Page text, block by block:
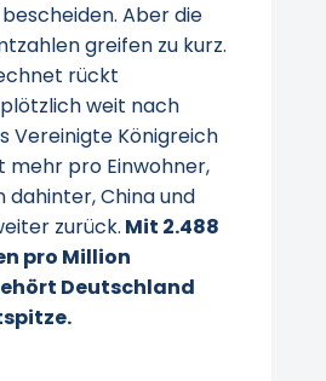
Aber die
greifen zu kurz.
rückt
weit nach
Vereinigte Königreich
pro Einwohner,
dahinter, China und
zurück. Mit 2.488
pro Million
Deutschland